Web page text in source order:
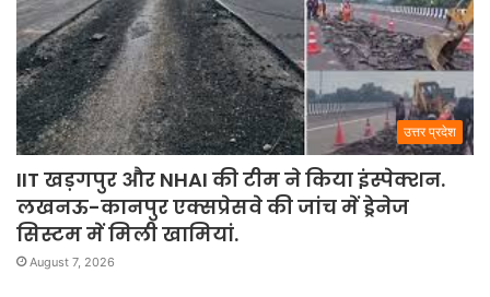
उत्तर प्रदेश
IIT खड़गपुर और NHAI की टीम ने किया इंस्पेक्शन.
लखनऊ-कानपुर एक्सप्रेसवे की जांच में ड्रेनेज
सिस्टम में मिली खामियां.
August 7, 2026